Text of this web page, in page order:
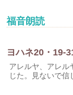
福音朗読
ヨハネ20・19-
アレルヤ、アレル
じた。見ないで信